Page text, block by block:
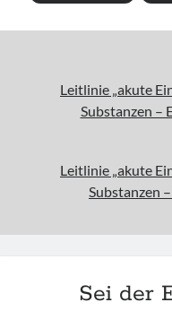
Leitlinie „akute
Substanzen –
Leitlinie „akute
Substanzen
Sei der